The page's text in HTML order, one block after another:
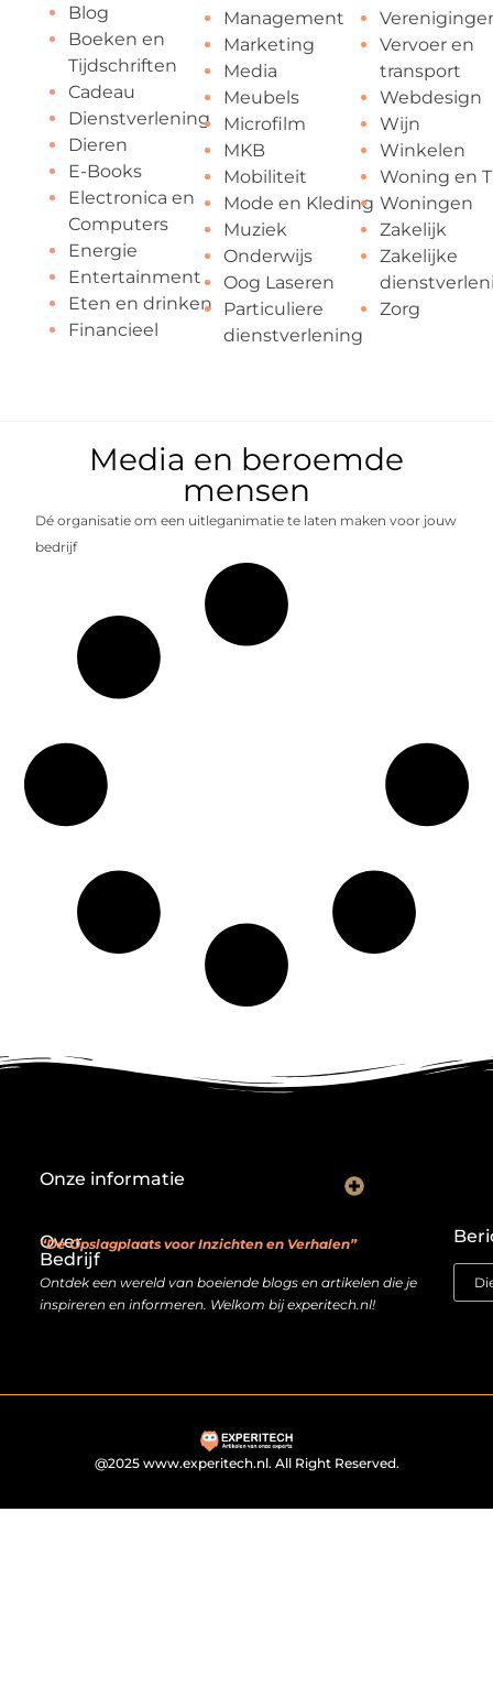
Blog
Boeken en
Tijdschriften
Cadeau
Dienstverlening
Dieren
E-Books
Electronica en
Computers
Energie
Entertainment
Eten en drinken
Financieel
Management
Marketing
Media
Meubels
Microfilm
MKB
Mobiliteit
Mode en Kleding
Muziek
Onderwijs
Oog Laseren
Particuliere
dienstverlening
Vervoer en
transport
Webdesign
Wijn
Winkelen
Woning en
Woningen
Zakelijk
Zakelijke
Zorg
Media en beroemde
mensen
Dé organisatie om een uitleganimatie te laten maken voor jouw
bedrijf
Over
Bedrijf
“De Opslagplaats voor Inzichten en Verhalen”
Ontdek een wereld van boeiende blogs en artikelen die je
inspireren en informeren. Welkom bij experitech.nl!
Onze informatie
@2025 www.experitech.nl. All Right Reserved.